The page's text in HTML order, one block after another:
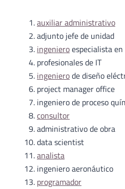
auxiliar administrativo
adjunto jefe de unidad
ingenieroespecialista
profesionales de IT
ingenierode diseño
project manager office
ingeniero de proceso
consultor
administrativo de obra
data scientist
analista
ingeniero aeronáutico
programador